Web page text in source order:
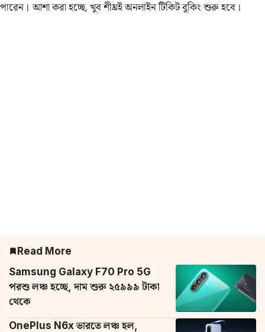
পারেন। আশা করা হচ্ছে, খুব শীঘ্রই অনলাইন টিকিট বুকিং শুরু হবে।
Read More
Samsung Galaxy F70 Pro 5G
পরশু লঞ্চ হচ্ছে, দাম শুরু ২৫৯৯৯ টাকা
থেকে
OnePlus N6x ভারতে লঞ্চ হল,